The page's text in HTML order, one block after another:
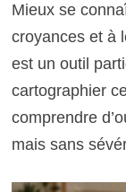
Mieux se
croyances et à
est un outil
cartographier
comprendre
mais sans